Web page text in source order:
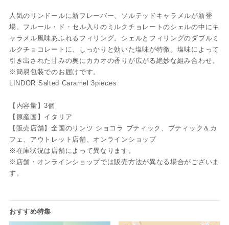
人気のリンドールに新フレーバー、ソルテッドキャラメルが新登
場。フルール・ド・セル入りのミルクチョレートのシェルの中にキ
ャラメル風味あふれるフィリング。シェルとフィリングのダブルミ
ルクチョコレートに、しっかりと効いた塩味が特徴。塩味によって
引き出された甘みの奥にカカオの香りが広がる絶妙な組み合わせ。
※簡易包装でのお届けです。
LINDOR Salted Caramel 3pieces
【内容量】3個
【原産国】イタリア
【販売店舗】全国のリンツ ショコラ ブティック、ブティック＆カ
フェ、アウトレット店舗、オンラインショップ
※在庫状況は店舗によって異なります。
※店舗・オンラインショップでは販売方法が異なる場合がございま
す。